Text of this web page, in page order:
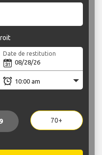
Date de restitution
70+